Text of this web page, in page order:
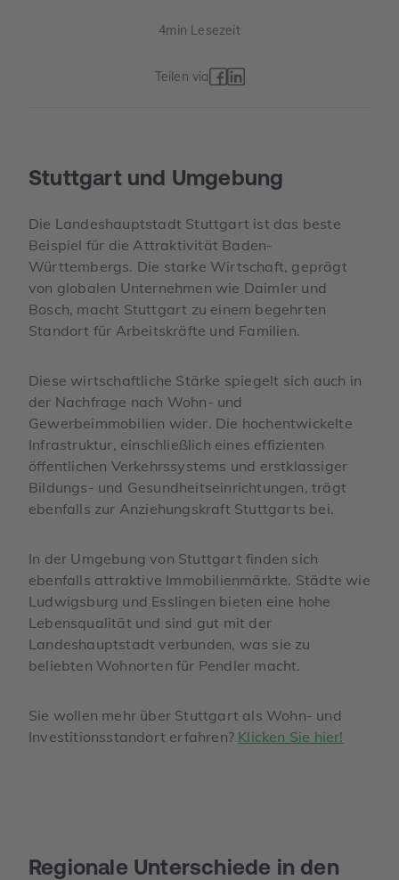
4min Lesezeit
Teilen via
Stuttgart und Umgebung
Die Landeshauptstadt Stuttgart ist das beste
Beispiel für die Attraktivität Baden-
Württembergs. Die starke Wirtschaft, geprägt
von globalen Unternehmen wie Daimler und
Bosch, macht Stuttgart zu einem begehrten
Standort für Arbeitskräfte und Familien.
Diese wirtschaftliche Stärke spiegelt sich auch in
der Nachfrage nach Wohn- und
Gewerbeimmobilien wider. Die hochentwickelte
Infrastruktur, einschließlich eines effizienten
öffentlichen Verkehrssystems und erstklassiger
Bildungs- und Gesundheitseinrichtungen, trägt
ebenfalls zur Anziehungskraft Stuttgarts bei.
In der Umgebung von Stuttgart finden sich
ebenfalls attraktive Immobilienmärkte. Städte wie
Ludwigsburg und Esslingen bieten eine hohe
Lebensqualität und sind gut mit der
Landeshauptstadt verbunden, was sie zu
beliebten Wohnorten für Pendler macht.
Sie wollen mehr über Stuttgart als Wohn- und
Investitionsstandort erfahren? Klicken Sie hier!
Regionale Unterschiede in den